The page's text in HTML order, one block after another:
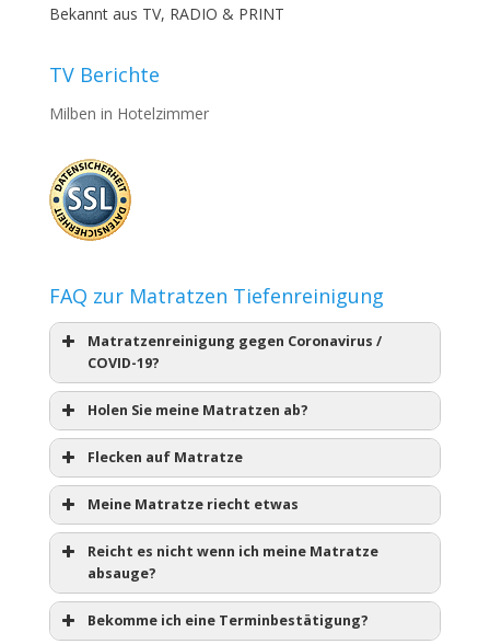
Bekannt aus TV, RADIO & PRINT
TV Berichte
Milben in Hotelzimmer
FAQ zur Matratzen Tiefenreinigung
Matratzenreinigung gegen Coronavirus /
COVID-19?
Holen Sie meine Matratzen ab?
Flecken auf Matratze
Meine Matratze riecht etwas
Reicht es nicht wenn ich meine Matratze
absauge?
Bekomme ich eine Terminbestätigung?